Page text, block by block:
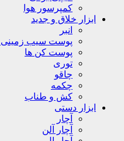
کمپرسور هوا
ابزار خلاق و جدید
انبر
پوست سیب
پوست کن ها
توری
چاقو
چکمه
کش و طناب
ابزار دستی
آچار
آچار آلن